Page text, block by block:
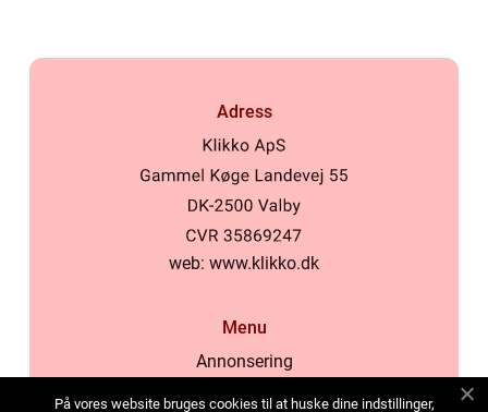
Adress
web: www.klikko.dk
Menu
Annonsering
På vores website bruges cookies til at huske dine indstillinger,